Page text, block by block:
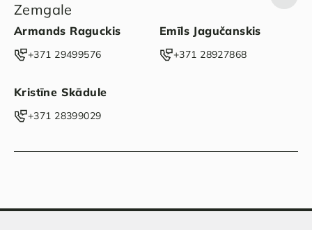
Zemgale
Armands Raguckis
‭+371 29499576‬
Emīls Jagučanskis
‭+371 28927868‬
Kristīne Skādule
‭+371 28399029‬